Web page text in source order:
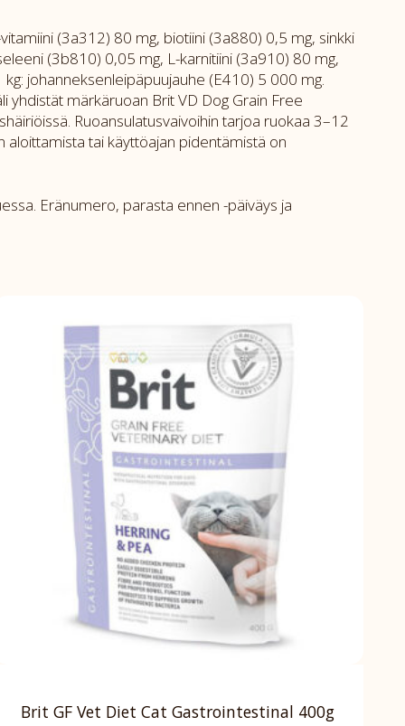
(3a312) 80 mg, biotiini (3a880) 0,5 mg, sinkki
(3b810) 0,05 mg, L-karnitiini (3a910) 80 mg,
johanneksenleipäpuujauhe (E410) 5 000 mg.
yhdistät märkäruoan Brit VD Dog Grain Free
Ruoansulatusvaivoihin tarjoa ruokaa 3–12
aloittamista tai käyttöajan pidentämistä on
Eränumero, parasta ennen -päiväys ja
Brit GF Vet Diet Cat Gastrointestinal 400g